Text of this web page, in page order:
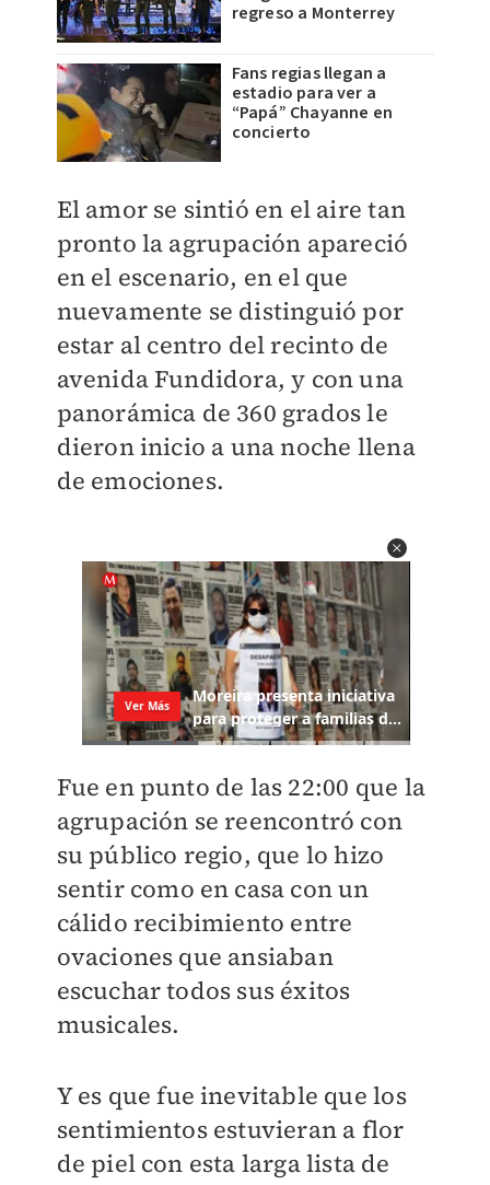
regreso a Monterrey
Fans regias llegan a
estadio para ver a
“Papá” Chayanne en
concierto
El amor se sintió en el aire tan
pronto la agrupación apareció
en el escenario, en el que
nuevamente se distinguió por
estar al centro del recinto de
avenida Fundidora, y con una
panorámica de 360 grados le
dieron inicio a una noche llena
de emociones.
Fue en punto de las 22:00 que la
agrupación se reencontró con
su público regio, que lo hizo
sentir como en casa con un
cálido recibimiento entre
ovaciones que ansiaban
escuchar todos sus éxitos
musicales.
Y es que fue inevitable que los
sentimientos estuvieran a flor
de piel con esta larga lista de